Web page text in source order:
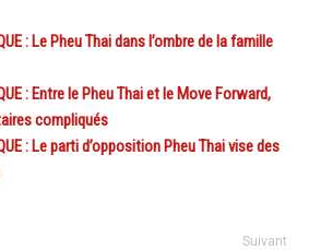
: Le Pheu Thai dans l’ombre de la famille
: Entre le Pheu Thai et le Move Forward,
compliqués
: Le parti d’opposition Pheu Thai vise des
Suivant